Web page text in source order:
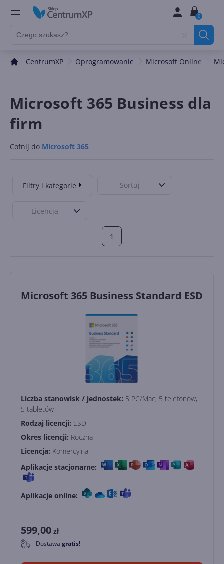
0
CentrumXP Oprogramowanie Microsoft Online
Microsoft 365 Business dla
firm
Cofnij do Microsoft 365
Filtry i kategorie Sortuj
Licencja
1
Microsoft 365 Business Standard ESD
Liczba stanowisk / jednostek: 5 PC/Mac, 5 telefonów,
5 tabletów
Rodzaj licencji: ESD
Okres licencji: Roczna
Licencja: Komercyjna
Aplikacje stacjonarne:
Aplikacje online:
599,00 zł
0 Dostawa gratis!